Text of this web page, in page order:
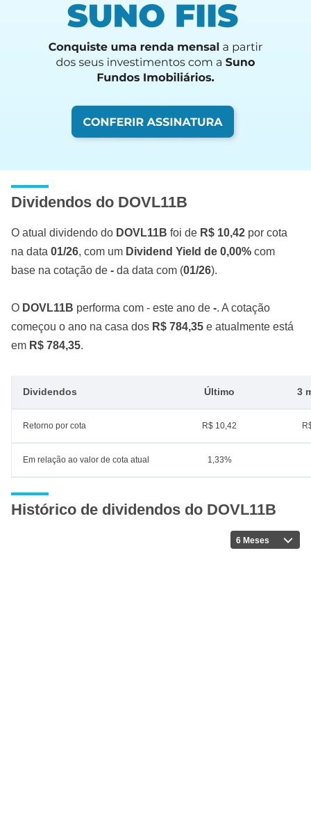
Dividendos do DOVL11B
O atual dividendo do DOVL11B foi de R$ 10,42 por cota
na data 01/26, com um Dividend Yield de 0,00% com
base na cotação de - da data com (01/26).
O DOVL11B performa com - este ano de -. A cotação
começou o ano na casa dos R$ 784,35 e atualmente está
em R$ 784,35.
Dividendos Último 3
Retorno por cota R$ 10,42
Em relação ao valor de cota atual 1,33%
Histórico de dividendos do DOVL11B
6 Meses